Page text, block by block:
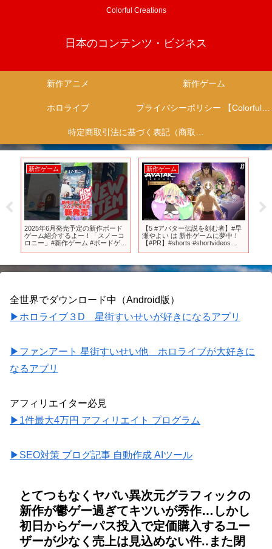
Colorful Creations
日本のコンテンツ・ビジネス
新作アニメ 新作ゲーム
ホロライブ プライバシーポリシー 【Colorful Creation】
特定商取引法に基づく表記（商取引に関する開示）
新作ゲーム
2025年6月発売予定の新作ボード
ゲーム紹介するよー！「スノーコ
ロニー」#新作ゲーム #ボードゲー
新作ゲーム
【5 #アバター伝説を刻む者】#早
瀬やよい は 新作ゲームに夢中！
【#PR】#shorts #shortvideos
全世界でダウンロード中（Android版）
▶ホロライブ３D 星街すいせいが好きになるアプリ
▶ファンアート 星街すいせい他 ホロライブが大好きに
なるアプリ
アフィリエイター必見
▶1件最大4万円 アフィリエイト プログラム
▶SEO対策 ブログ記事 自動作成 AIツール
とてつもなくヤバい異次元グラフィックの
新作が鬱ゲー過ぎてキツいが秀作…しかし
初日からゲーパス投入で定価購入するユー
ザーが少なく売上は見込めない件..また閉